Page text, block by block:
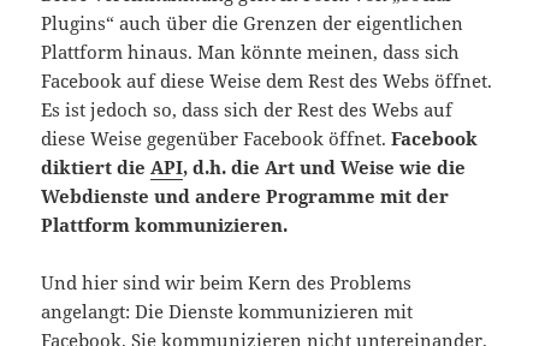
Plugins“ auch über die Grenzen der eigentlichen
Plattform hinaus. Man könnte meinen, dass sich
Facebook auf diese Weise dem Rest des Webs öffnet.
Es ist jedoch so, dass sich der Rest des Webs auf
diese Weise gegenüber Facebook öffnet.Facebook
diktiert die API, d.h. die Art und Weise wie die
Webdienste und andere Programme mit der
Plattform kommunizieren.
Und hier sind wir beim Kern des Problems
angelangt: Die Dienste kommunizieren mit
Facebook. Sie kommunizieren nicht untereinander.